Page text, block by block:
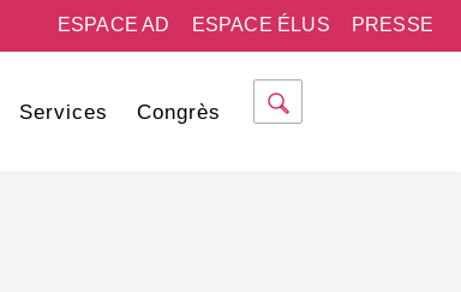
PRESSE
ESPACE ÉLUS
ESPACE AD
Services Congrès